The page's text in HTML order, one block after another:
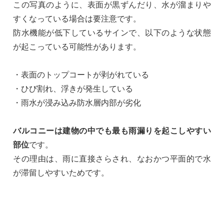
この写真のように、表面が黒ずんだり、水が溜まりや
すくなっている場合は要注意です。
防水機能が低下しているサインで、以下のような状態
が起こっている可能性があります。
・表面のトップコートが剥がれている
・ひび割れ、浮きが発生している
・雨水が浸み込み防水層内部が劣化
バルコニーは建物の中でも最も雨漏りを起こしやすい
部位です。
その理由は、雨に直接さらされ、なおかつ平面的で水
が滞留しやすいためです。